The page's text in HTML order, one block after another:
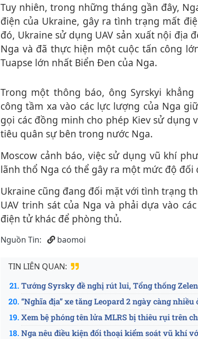
Tuy nhiên, trong những tháng gần đây, Nga đã không kích dồn dập vào hệ thống
điện của Ukraine, gây ra tình trạng mất
đó, Ukraine sử dụng UAV sản xuất nội địa
Nga và đã thực hiện một cuộc tấn công
Tuapse lớn nhất Biển Đen của Nga.
Trong một thông báo, ông Syrskyi khẳng định Kiev cần tiến hành các cuộc tấn
công tầm xa vào các lực lượng của Nga
gọi các đồng minh cho phép Kiev sử dụng
tiêu quân sự bên trong nước Nga.
Moscow cảnh báo, việc sử dụng vũ khí phương Tây nhắm vào các mục tiêu trong
lãnh thổ Nga có thể gây ra một mức độ đối
Ukraine cũng đang đối mặt với tình trạng thiếu tên lửa phòng không để đẩy lùi các
UAV trinh sát của Nga và phải dựa vào
điện tử khác để phòng thủ.
Nguồn Tin: baomoi
TIN LIÊN QUAN:
Tướng Syrsky đề nghị rút lui, Tổng thống
“Nghĩa địa” xe tăng Leopard 2 ngày càng nhiều
Xem bệ phóng tên lửa MLRS bị thiêu rụi trên
Nga nêu điều kiện đối thoại kiểm soát vũ khí